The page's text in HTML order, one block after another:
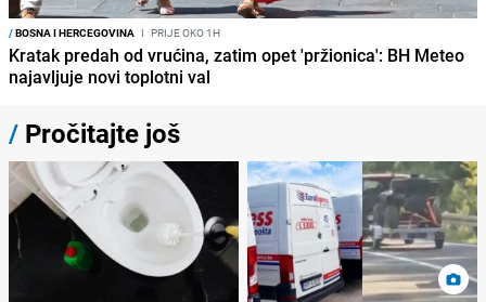
/BOSNA I HERCEGOVINA I PRIJE OKO 1H
Kratak predah od vrućina, zatim opet 'pržionica': BH Meteo
najavljuje novi toplotni val
/ Pročitajte još